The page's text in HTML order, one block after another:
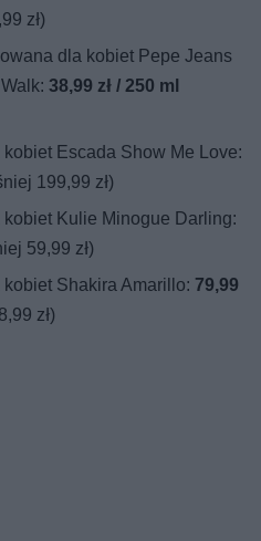
zł)
dla kobiet Pepe Jeans
38,99 zł / 250 ml
Escada Show Me Love:
199,99 zł)
Kulie Minogue Darling:
59,99 zł)
Shakira Amarillo: 79,99
zł)